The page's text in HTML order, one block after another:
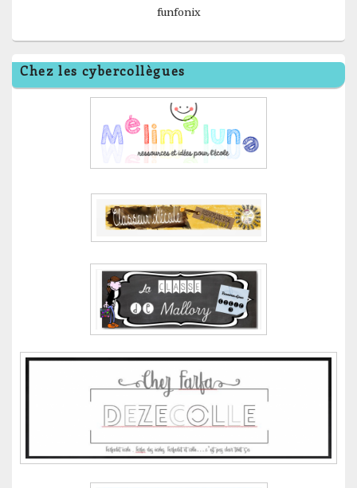
funfonix
Chez les cybercollègues